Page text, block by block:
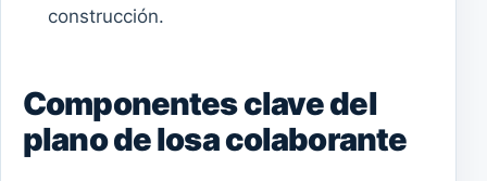
construcción.
Componentes clave del
plano de losa colaborante